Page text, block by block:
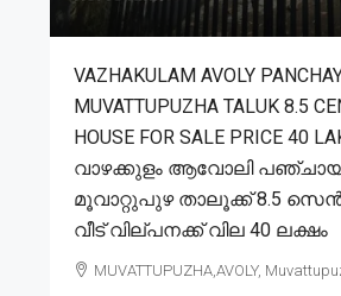
VAZHAKULAM AVOLY
MUVATTUPUZHA TALUK 8.5
HOUSE FOR SALE PRICE 40
വാഴക്കുളം ആവോലി
മൂവാറ്റുപുഴ താലൂക്ക് 8.5 സെൻ്റ്
വീട് വില്പനക്ക് വില 40 ലക്ഷം
MUVATTUPUZHA,AVOLY,